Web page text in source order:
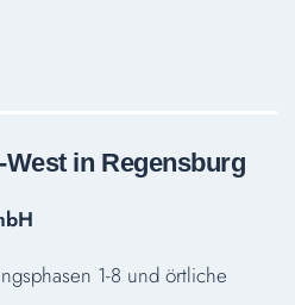
in Regensburg
1-8 und örtliche